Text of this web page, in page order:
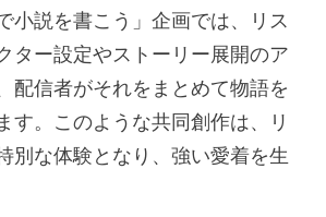
小説を書こう」企画では、リス
ター設定やストーリー展開のア
配信者がそれをまとめて物語を
す。このような共同創作は、リ
別な体験となり、強い愛着を生